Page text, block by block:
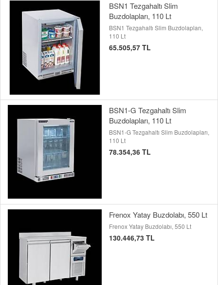
BSN1 Tezgahaltı Slim
Buzdolapları, 110 Lt
BSN1 Tezgahaltı Slim Buzdolapları,
110 Lt
65.505,57 TL
BSN1-G Tezgahaltı Slim
Buzdolapları, 110 Lt
BSN1-G Tezgahaltı Slim Buzdolapları,
110 Lt
78.354,36 TL
Frenox Yatay Buzdolabı, 550 Lt
Frenox Yatay Buzdolabı, 550 Lt
130.446,73 TL